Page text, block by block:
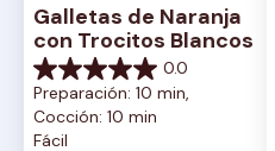
Galletas de Naranja
con Trocitos Blancos
0.0
0.0
de
5
estrellas.
Preparación: 10 min,
Cocción: 10 min
Fácil